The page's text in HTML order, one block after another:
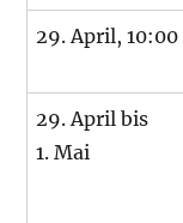
29. April, 10:00
29. April bis
1. Mai